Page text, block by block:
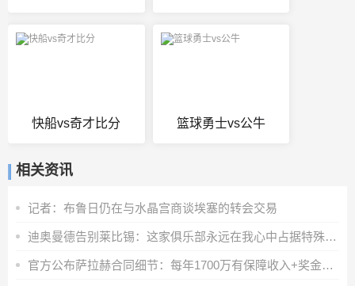
快船vs奇才比分 篮球勇士vs公牛
相关资讯
记者：布鲁日仍在与水晶宫商谈埃塞的转会交易
迪奥曼德告别莱比锡：这家俱乐部永远在我心中占据特殊位置
官方公布萨拉赫合同细节：每年1700万有保障收入+奖金+20%肖像权